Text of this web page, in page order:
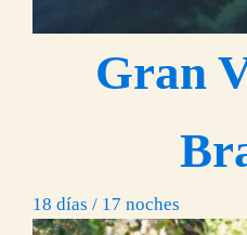
Gran
18 días / 17 noches